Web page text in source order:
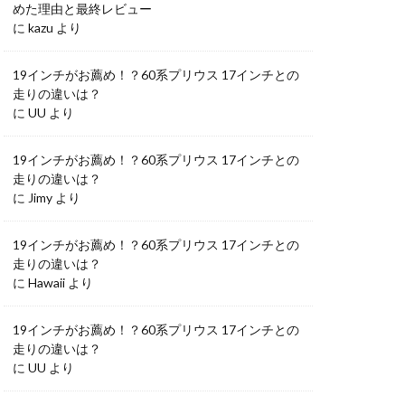
めた理由と最終レビュー
に kazu より
19インチがお薦め！？60系プリウス 17インチとの
走りの違いは？
に UU より
19インチがお薦め！？60系プリウス 17インチとの
走りの違いは？
に Jimy より
19インチがお薦め！？60系プリウス 17インチとの
走りの違いは？
に Hawaii より
19インチがお薦め！？60系プリウス 17インチとの
走りの違いは？
に UU より